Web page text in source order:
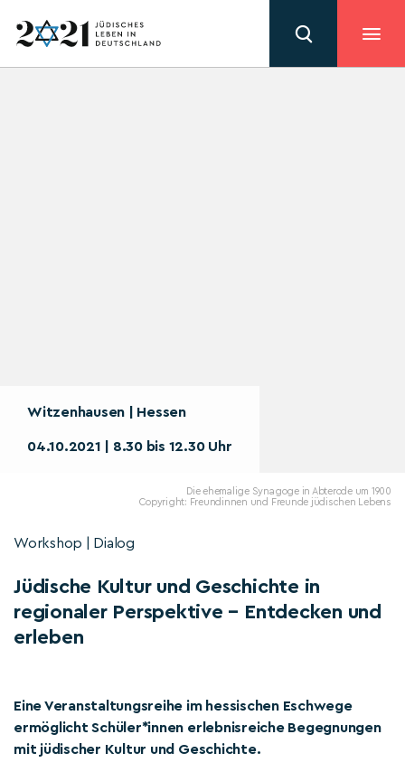
Witzenhausen | Hessen
04.10.2021 | 8.30 bis 12.30 Uhr
Die ehemalige Synagoge in Abterode um 1900
Copyright: Freundinnen und Freunde jüdischen Lebens
Workshop | Dialog
Jüdische Kultur und Geschichte in
regionaler Perspektive – Entdecken und
erleben
Eine Veranstaltungsreihe im hessischen Eschwege
ermöglicht Schüler*innen erlebnisreiche Begegnungen
mit jüdischer Kultur und Geschichte.